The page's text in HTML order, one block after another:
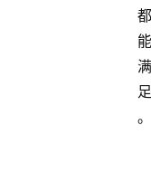
都
能
满
足
。